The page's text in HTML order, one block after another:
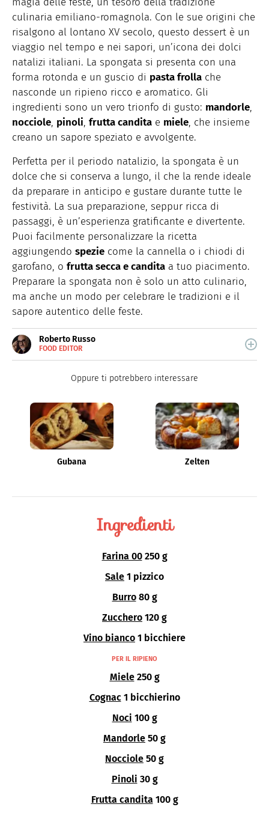
culinaria emiliano-romagnola. Con le sue origini che
risalgono al lontano XV secolo, questo dessert è un
viaggio nel tempo e nei sapori, un’icona dei dolci
natalizi italiani. La spongata si presenta con una
forma rotonda e un guscio di pasta frolla che
nasconde un ripieno ricco e aromatico. Gli
ingredienti sono un vero trionfo di gusto: mandorle,
nocciole, pinoli, frutta candita e miele, che insieme
creano un sapore speziato e avvolgente.
Perfetta per il periodo natalizio, la spongata è un
dolce che si conserva a lungo, il che la rende ideale
da preparare in anticipo e gustare durante tutte le
festività. La sua preparazione, seppur ricca di
passaggi, è un’esperienza gratificante e divertente.
Puoi facilmente personalizzare la ricetta
aggiungendo spezie come la cannella o i chiodi di
garofano, o frutta secca e candita a tuo piacimento.
Preparare la spongata non è solo un atto culinario,
ma anche un modo per celebrare le tradizioni e il
sapore autentico delle feste.
Roberto Russo
FOOD EDITOR
Roberto Russo unisce la passione per libri e cucina. Ha
Oppure ti potrebbero interessare
Gubana Zelten
Ingredienti
Farina 00 250 g
Sale 1 pizzico
Burro 80 g
Zucchero 120 g
Vino bianco 1 bicchiere
PER IL RIPIENO
Miele 250 g
Cognac 1 bicchierino
Noci 100 g
Mandorle 50 g
Nocciole 50 g
Pinoli 30 g
Frutta candita 100 g